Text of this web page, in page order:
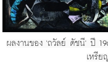
ผลงานของ 'ถวัลย์ ดัชนี' ปี
เหรีย